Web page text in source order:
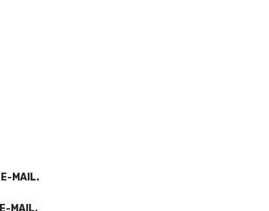
E-MAIL.
MAIL.